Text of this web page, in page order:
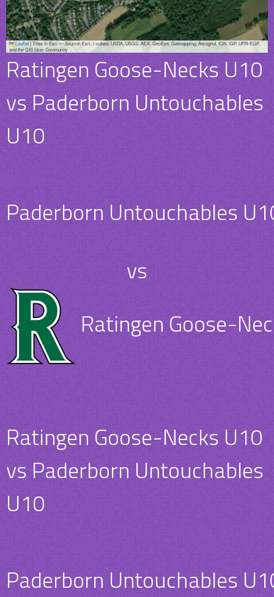
Leaflet |Tiles © Esri — Source: Esri, i-cubed, USDA, USGS, AEX, GeoEye, Getmapping, Aerogrid, IGN, IGP, UPR-EGP,
and the GIS User Community
Ratingen Goose-Necks U10
vs Paderborn Untouchables
U10
Paderborn Untouchables
vs
Ratingen Goose-
Ratingen Goose-Necks U10
vs Paderborn Untouchables
U10
Paderborn Untouchables